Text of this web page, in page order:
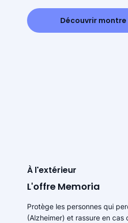
Découvrir
À l'extérieur
L'offre Memoria
Protège les personnes qui
(Alzheimer) et rassure en cas